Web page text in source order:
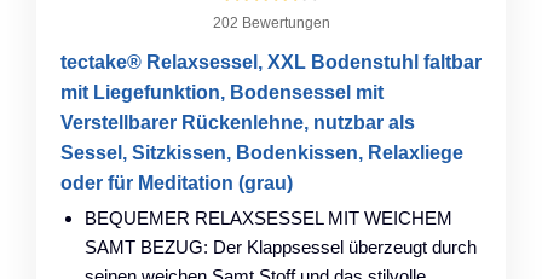
202 Bewertungen
tectake® Relaxsessel, XXL Bodenstuhl faltbar
mit Liegefunktion, Bodensessel mit
Verstellbarer Rückenlehne, nutzbar als
Sessel, Sitzkissen, Bodenkissen, Relaxliege
oder für Meditation (grau)
BEQUEMER RELAXSESSEL MIT WEICHEM
SAMT BEZUG: Der Klappsessel überzeugt durch